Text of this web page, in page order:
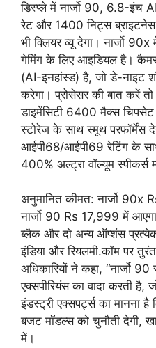
डिस्प्ले में नार्जो 90, 6.8-इंच
रेट और 1400 निट्स
भी क्लियर व्यू देगा। नार्जो
गेमिंग के लिए आइडियल है।
(AI-इनहांस्ड) है, जो डे-नाइट
करेगा। प्रोसेसर की बात करें तो
डाइमेंसिटी 6400 मैक्स
स्टोरेज के साथ स्मूथ परफॉर्मेंस
आईपी68/आईपी69 रेटिंग के
400% अल्ट्रा वॉल्यूम
अनुमानित कीमत: नार्जो
नार्जो 90 Rs 17,999 में
ब्लैक और दो अन्य ऑप्शंस
इंडिया और रियलमी.कॉम पर
अधिकारियों ने कहा, “नार्जो
एक्सपीरियंस का वादा करती है,
इंडस्ट्री एक्सपर्ट्स का मानना
बजट मॉडल्स को चुनौती देगी,
में।